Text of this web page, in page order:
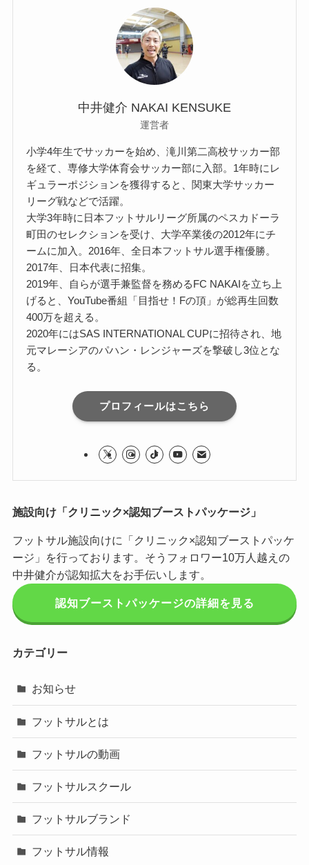
中井健介 NAKAI KENSUKE
運営者
小学4年生でサッカーを始め、滝川第二高校サッカー部
を経て、専修大学体育会サッカー部に入部。1年時にレ
ギュラーポジションを獲得すると、関東大学サッカー
リーグ戦などで活躍。
大学3年時に日本フットサルリーグ所属のペスカドーラ
町田のセレクションを受け、大学卒業後の2012年にチ
ームに加入。2016年、全日本フットサル選手権優勝。
2017年、日本代表に招集。
2019年、自らが選手兼監督を務めるFC NAKAIを立ち上
げると、YouTube番組「目指せ！Fの頂」が総再生回数
400万を超える。
2020年にはSAS INTERNATIONAL CUPに招待され、地
元マレーシアのパハン・レンジャーズを撃破し3位とな
る。
プロフィールはこちら
施設向け「クリニック×認知ブーストパッケージ」
フットサル施設向けに「クリニック×認知ブーストパッケ
ージ」を行っております。そうフォロワー10万人越えの
中井健介が認知拡大をお手伝いします。
認知ブーストパッケージの詳細を見る
カテゴリー
お知らせ
フットサルとは
フットサルの動画
フットサルスクール
フットサルブランド
フットサル情報